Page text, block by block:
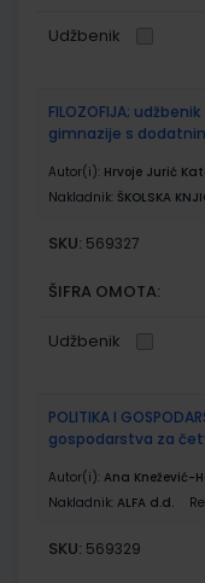
Udžbenik
FILOZOFIJA;
gimnazije s
Autor(i): Hrvoje Jurić
Nakladnik: ŠKOLSKA
SKU: 569327
ŠIFRA OMOTA:
Udžbenik
POLITIKA I
gospodarstva za
Autor(i): Ana Knežević-
Nakladnik: ALFA d.d.
SKU: 569329